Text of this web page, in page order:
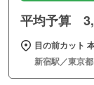
平均予算
目の前カット
新宿駅／東京都